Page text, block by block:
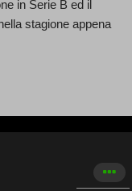
in Serie B ed il
stagione appena